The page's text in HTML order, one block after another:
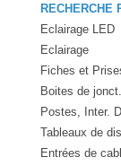
RECHERCHE
Eclairage LED
Eclairage
Fiches et
Boites de
Postes, Inter.
Tableaux de
Entrées de